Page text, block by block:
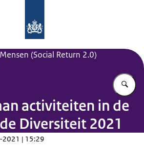
(Social Return 2.0)
activiteiten in de
Diversiteit 2021
| 15:29